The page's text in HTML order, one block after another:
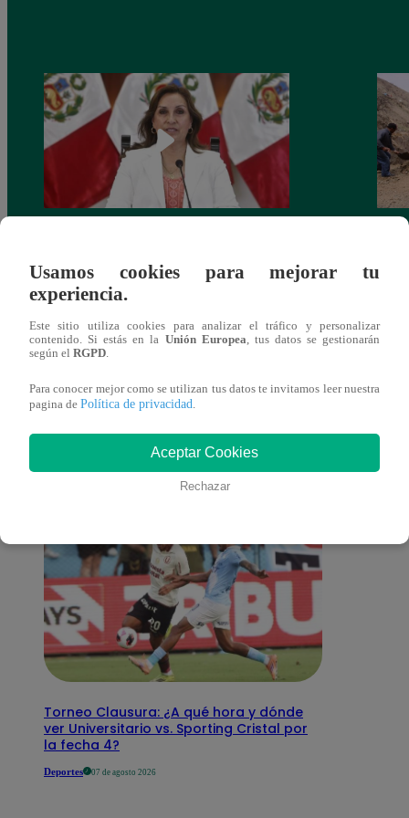
salario presidencial se aplique desde 2026
También te puede
interesar
Torneo Clausura: ¿A qué hora y dónde
ver Universitario vs. Sporting Cristal por
la fecha 4?
Deportes 07 de agosto 2026
Usamos cookies para mejorar tu
experiencia.
Este sitio utiliza cookies para analizar el tráfico y personalizar
contenido. Si estás en la Unión Europea, tus datos se gestionarán
según el RGPD.
Para conocer mejor como se utilizan tus datos te invitamos leer nuestra
pagina de Política de privacidad.
Aceptar Cookies
Rechazar